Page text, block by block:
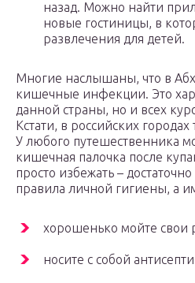
назад. Можно найти
новые гостиницы, в
развлечения для детей.
Многие наслышаны, что в
кишечные инфекции. Это
данной страны, но и всех
Кстати, в российских городах
У любого путешественника
кишечная палочка после
просто избежать –
правила личной гигиены, а
хорошенько мойте свои
носите с собой